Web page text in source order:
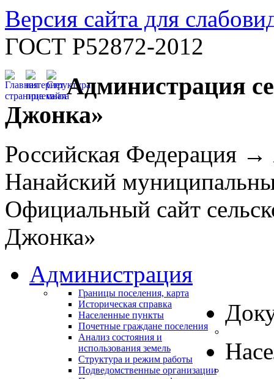
Версия сайта для
ГОСТ Р52872-2012
Администрация
Джонка»
Российская Федерация
Нанайский
Официальный сайт
Джонка»
Администрация
Границы поселения, карта
Историческая справка
Населенные пункты
Почетные граждане поселения
Анализ состояния и
использования земель
Структура и режим работы
Подведомственные организации